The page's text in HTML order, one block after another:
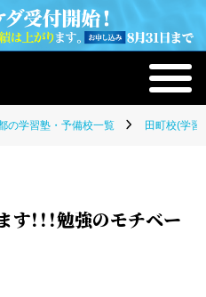
の学習塾・予備校一覧 田町校(学習
！！！勉強のモチベー